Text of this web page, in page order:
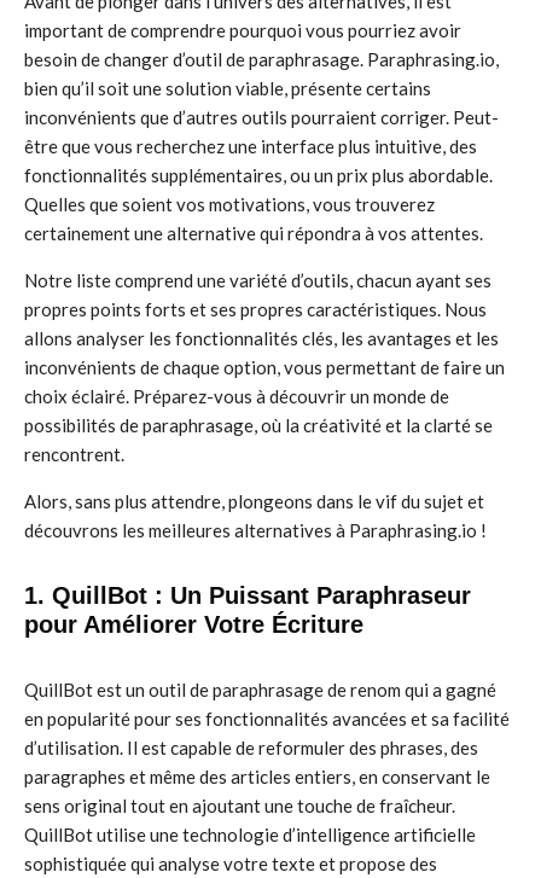
important de comprendre pourquoi vous pourriez avoir
besoin de changer d’outil de paraphrasage. Paraphrasing.io,
bien qu’il soit une solution viable, présente certains
inconvénients que d’autres outils pourraient corriger. Peut-
être que vous recherchez une interface plus intuitive, des
fonctionnalités supplémentaires, ou un prix plus abordable.
Quelles que soient vos motivations, vous trouverez
certainement une alternative qui répondra à vos attentes.
Notre liste comprend une variété d’outils, chacun ayant ses
propres points forts et ses propres caractéristiques. Nous
allons analyser les fonctionnalités clés, les avantages et les
inconvénients de chaque option, vous permettant de faire un
choix éclairé. Préparez-vous à découvrir un monde de
possibilités de paraphrasage, où la créativité et la clarté se
rencontrent.
Alors, sans plus attendre, plongeons dans le vif du sujet et
découvrons les meilleures alternatives à Paraphrasing.io !
1. QuillBot : Un Puissant Paraphraseur
pour Améliorer Votre Écriture
QuillBot est un outil de paraphrasage de renom qui a gagné
en popularité pour ses fonctionnalités avancées et sa facilité
d’utilisation. Il est capable de reformuler des phrases, des
paragraphes et même des articles entiers, en conservant le
sens original tout en ajoutant une touche de fraîcheur.
QuillBot utilise une technologie d’intelligence artificielle
sophistiquée qui analyse votre texte et propose des